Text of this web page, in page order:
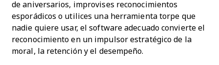
de aniversarios, improvises reconocimientos
esporádicos o utilices una herramienta torpe que
nadie quiere usar, el software adecuado convierte el
reconocimiento en un impulsor estratégico de la
moral, la retención y el desempeño.